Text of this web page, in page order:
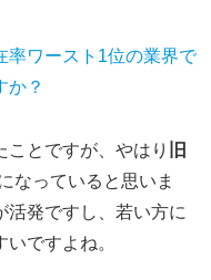
ワースト1位の業界で
か？
とですが、やはり
旧
なっていると思いま
活発ですし、若い方に
ですよね。